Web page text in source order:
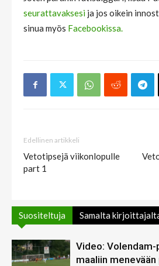
seurattavaksesi ja jos oikein
sinua myös Facebookissa.
Edellinen artikkeli
Vetotipsejä viikonlopulle
part 1
Suositeltuja Samalta
Video:
maaliin